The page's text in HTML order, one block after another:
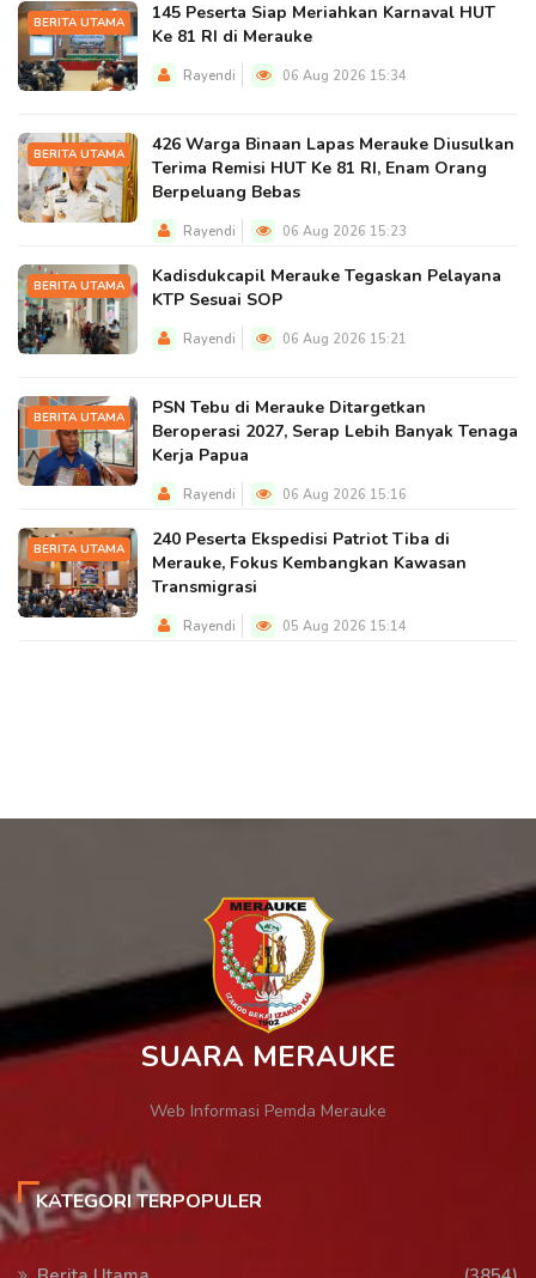
BERITA UTAMA
145 Peserta Siap Meriahkan Karnaval HUT
Ke 81 RI di Merauke
Rayendi 06 Aug 2026 15:34
BERITA UTAMA
426 Warga Binaan Lapas Merauke Diusulkan
Terima Remisi HUT Ke 81 RI, Enam Orang
Berpeluang Bebas
Rayendi 06 Aug 2026 15:23
BERITA UTAMA
Kadisdukcapil Merauke Tegaskan Pelayana
KTP Sesuai SOP
Rayendi 06 Aug 2026 15:21
BERITA UTAMA
PSN Tebu di Merauke Ditargetkan
Beroperasi 2027, Serap Lebih Banyak Tenaga
Kerja Papua
Rayendi 06 Aug 2026 15:16
BERITA UTAMA
240 Peserta Ekspedisi Patriot Tiba di
Merauke, Fokus Kembangkan Kawasan
Transmigrasi
Rayendi 05 Aug 2026 15:14
SUARA MERAUKE
Web Informasi Pemda Merauke
KATEGORI TERPOPULER